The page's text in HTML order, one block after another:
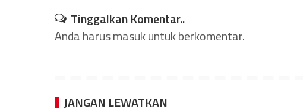
Tinggalkan Komentar..
Anda harusmasukuntuk berkomentar.
JANGAN LEWATKAN